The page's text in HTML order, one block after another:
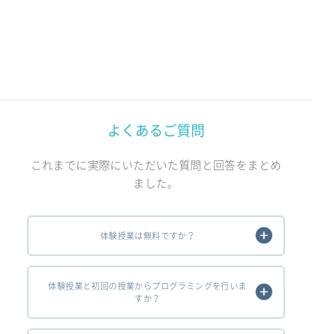
よくあるご質問
これまでに実際にいただいた質問と回答をまとめ
ました。
体験授業は無料ですか？
体験授業と初回の授業からプログラミングを行いま
すか？